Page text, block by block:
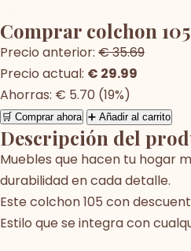
Comprar colchon
Precio anterior: € 35.69
Precio actual: € 29.99
Ahorras: € 5.70 (19%)
🛒 Comprar ahora ➕ Añadir al carrito
Descripción del
Muebles que hacen tu hogar
durabilidad en cada detalle.
Este colchon 105 con
Estilo que se integra con